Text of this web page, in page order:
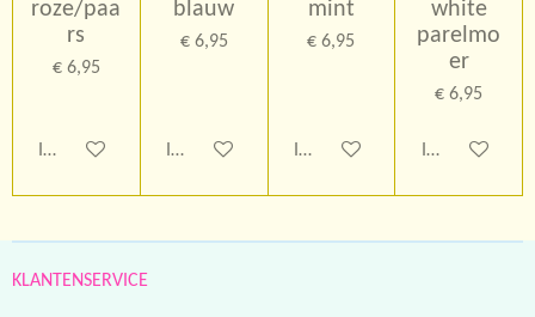
roze/paa
rs
€ 6,95
In winkelwagen
blauw
€ 6,95
In winkelwagen
mint
€ 6,95
In winkelwagen
white
parelmo
er
€ 6,95
In
KLANTENSERVICE